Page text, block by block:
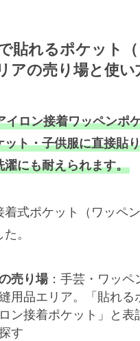
貼れるポケット
アの売り場と使い
イロン接着ワッペンポ
ット・子供服に直接貼
濯にも耐えられます。
着式ポケット（ワッペ
。
売り場：手芸・ワッペ
用品エリア。「貼れる
ロン接着ポケット」と表
す